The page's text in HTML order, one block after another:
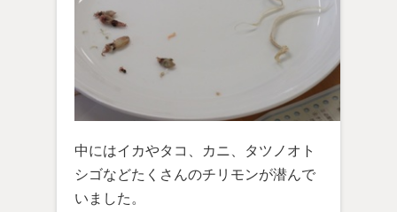
中にはイカやタコ、カニ、タツノオト
シゴなどたくさんのチリモンが潜んで
いました。